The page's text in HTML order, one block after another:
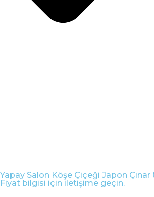
Yapay Salon Köşe Çiçeği Japon Çınar
Fiyat bilgisi için iletişime geçin.